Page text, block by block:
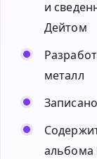
и
Дейтом
металл
альбома